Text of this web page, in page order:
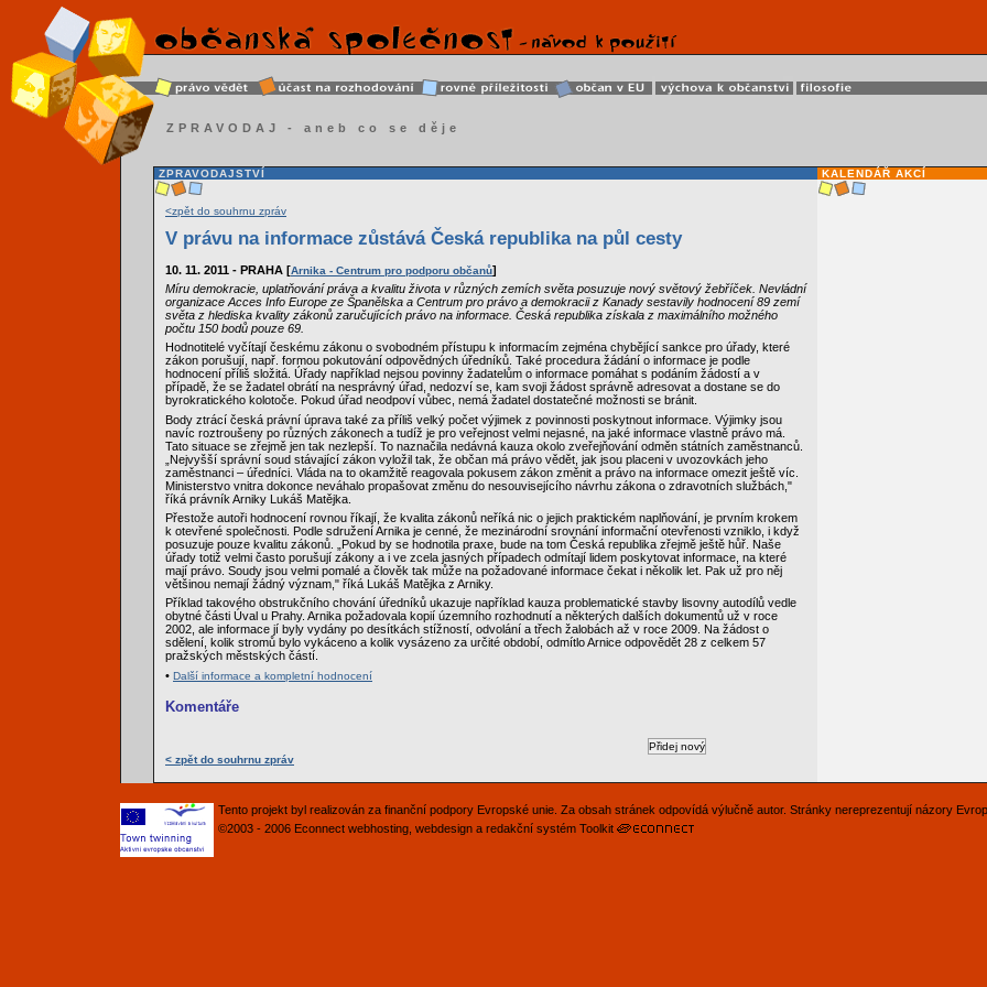
ZPRAVODAJ - aneb co se děje
ZPRAVODAJSTVÍ
<zpět do souhrnu zpráv
V právu na informace zůstává Česká republika na půl cesty
10. 11. 2011 - PRAHA [Arnika - Centrum pro podporu občanů]
Míru demokracie, uplatňování práva a kvalitu života v různých zemích světa posuzuje nový světový žebříček. Nevládní
organizace Acces Info Europe ze Španělska a Centrum pro právo a demokracii z Kanady sestavily hodnocení 89 zemí
světa z hlediska kvality zákonů zaručujících právo na informace. Česká republika získala z maximálního možného
počtu 150 bodů pouze 69.
Hodnotitelé vyčítají českému zákonu o svobodném přístupu k informacím zejména chybějící sankce pro úřady, které
zákon porušují, např. formou pokutování odpovědných úředníků. Také procedura žádání o informace je podle
hodnocení příliš složitá. Úřady například nejsou povinny žadatelům o informace pomáhat s podáním žádostí a v
případě, že se žadatel obrátí na nesprávný úřad, nedozví se, kam svoji žádost správně adresovat a dostane se do
byrokratického kolotoče. Pokud úřad neodpoví vůbec, nemá žadatel dostatečné možnosti se bránit.
Body ztrácí česká právní úprava také za příliš velký počet výjimek z povinnosti poskytnout informace. Výjimky jsou
navíc roztroušeny po různých zákonech a tudíž je pro veřejnost velmi nejasné, na jaké informace vlastně právo má.
Tato situace se zřejmě jen tak nezlepší. To naznačila nedávná kauza okolo zveřejňování odměn státních zaměstnanců.
„Nejvyšší správní soud stávající zákon vyložil tak, že občan má právo vědět, jak jsou placeni v uvozovkách jeho
zaměstnanci – úředníci. Vláda na to okamžitě reagovala pokusem zákon změnit a právo na informace omezit ještě víc.
Ministerstvo vnitra dokonce neváhalo propašovat změnu do nesouvisejícího návrhu zákona o zdravotních službách,"
říká právník Arniky Lukáš Matějka.
Přestože autoři hodnocení rovnou říkají, že kvalita zákonů neříká nic o jejich praktickém naplňování, je prvním krokem
k otevřené společnosti. Podle sdružení Arnika je cenné, že mezinárodní srovnání informační otevřenosti vzniklo, i když
posuzuje pouze kvalitu zákonů. „Pokud by se hodnotila praxe, bude na tom Česká republika zřejmě ještě hůř. Naše
úřady totiž velmi často porušují zákony a i ve zcela jasných případech odmítají lidem poskytovat informace, na které
mají právo. Soudy jsou velmi pomalé a člověk tak může na požadované informace čekat i několik let. Pak už pro něj
většinou nemají žádný význam," říká Lukáš Matějka z Arniky.
Příklad takového obstrukčního chování úředníků ukazuje například kauza problematické stavby lisovny autodílů vedle
obytné části Úval u Prahy. Arnika požadovala kopií územního rozhodnutí a některých dalších dokumentů už v roce
2002, ale informace jí byly vydány po desítkách stížností, odvolání a třech žalobách až v roce 2009. Na žádost o
sdělení, kolik stromů bylo vykáceno a kolik vysázeno za určité období, odmítlo Arnice odpovědět 28 z celkem 57
pražských městských částí.
• Další informace a kompletní hodnocení
Komentáře
< zpět do souhrnu zpráv
KALENDÁŘ AKCÍ
Tento projekt byl realizován za finanční podpory Evropské unie. Za obsah stránek odpovídá výlučně autor. Stránky nereprezentují názory
©2003 - 2006 Econnect webhosting webdesign a redakční systém Toolkit